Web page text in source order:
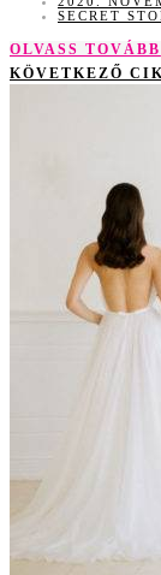
SECRET
OLVASS TOVÁBB
KÖVETKEZŐ